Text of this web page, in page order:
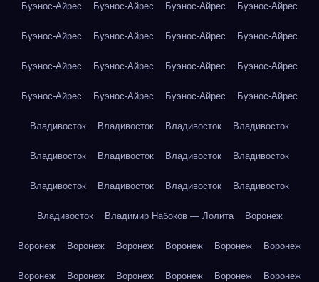
Буэнос-Айрес Буэнос-Айрес Буэнос-Айрес Буэнос-Айрес
Буэнос-Айрес Буэнос-Айрес Буэнос-Айрес Буэнос-Айрес
Буэнос-Айрес Буэнос-Айрес Буэнос-Айрес Буэнос-Айрес
Буэнос-Айрес Буэнос-Айрес Буэнос-Айрес Буэнос-Айрес
Владивосток Владивосток Владивосток Владивосток
Владивосток Владивосток Владивосток Владивосток
Владивосток Владивосток Владивосток Владивосток
Владивосток Владимир Набоков — Лолита Воронеж
Воронеж Воронеж Воронеж Воронеж Воронеж Воронеж
Воронеж Воронеж Воронеж Воронеж Воронеж Воронеж